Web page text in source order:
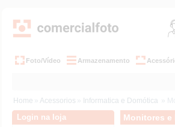
Foto/Vídeo Armazenamento
Home » Acessorios » Informatica e Domótica »
Login na loja Monitores e